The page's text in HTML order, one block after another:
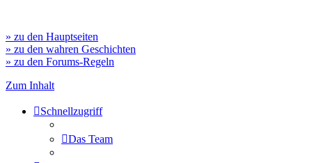
» zu den Hauptseiten
» zu den wahren Geschichten
» zu den Forums-Regeln
Zum Inhalt
Schnellzugriff
Das Team